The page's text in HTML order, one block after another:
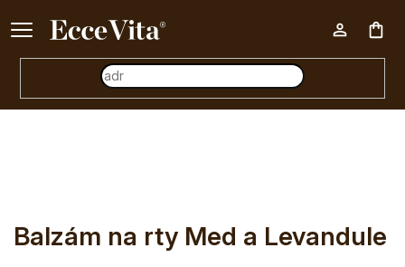
Ke každému nákupu nad 500 Kč dárek zdarma 📦
E-shop Kosmetika Péče o rty Balzámy na rty Balzám
Balzám na rty Med a Levandule